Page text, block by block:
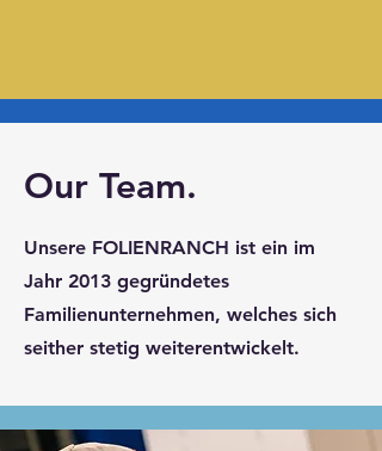
Our Team.
Unsere FOLIENRANCH ist ein im
Jahr 2013 gegründetes
Familienunternehmen, welches sich
seither stetig weiterentwickelt.